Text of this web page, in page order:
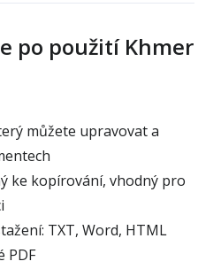
po použití Khmer
můžete upravovat a
ke kopírování, vhodný pro
TXT, Word, HTML
PDF